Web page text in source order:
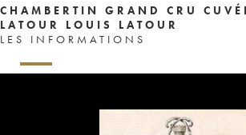
CHAMBERTIN GRAND CRU
LATOUR LOUIS LATOUR
LES INFORMATIONS